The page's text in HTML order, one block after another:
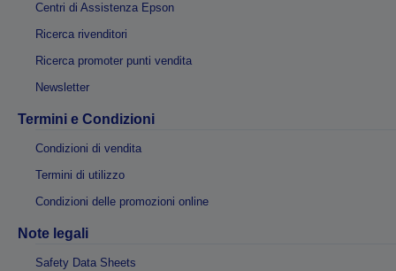
Centri di Assistenza Epson
Ricerca rivenditori
Ricerca promoter punti vendita
Newsletter
Termini e Condizioni
Condizioni di vendita
Termini di utilizzo
Condizioni delle promozioni online
Note legali
Safety Data Sheets